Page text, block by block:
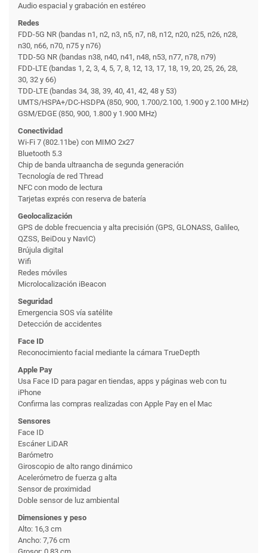
Audio espacial y grabación en estéreo
Redes
FDD-5G NR (bandas n1, n2, n3, n5, n7, n8, n12, n20, n25, n26, n28,
n30, n66, n70, n75 y n76)
TDD-5G NR (bandas n38, n40, n41, n48, n53, n77, n78, n79)
FDD-LTE (bandas 1, 2, 3, 4, 5, 7, 8, 12, 13, 17, 18, 19, 20, 25, 26, 28,
30, 32 y 66)
TDD-LTE (bandas 34, 38, 39, 40, 41, 42, 48 y 53)
UMTS/HSPA+/DC-HSDPA (850, 900, 1.700/2.100, 1.900 y 2.100 MHz)
GSM/EDGE (850, 900, 1.800 y 1.900 MHz)
Conectividad
Wi-Fi 7 (802.11be) con MIMO 2x27
Bluetooth 5.3
Chip de banda ultraancha de segunda generación
Tecnología de red Thread
NFC con modo de lectura
Tarjetas exprés con reserva de batería
Geolocalización
GPS de doble frecuencia y alta precisión (GPS, GLONASS, Galileo,
QZSS, BeiDou y NavIC)
Brújula digital
Wifi
Redes móviles
Microlocalización iBeacon
Seguridad
Emergencia SOS vía satélite
Detección de accidentes
Face ID
Reconoci­miento facial mediante la cámara TrueDepth
Apple Pay
Usa Face ID para pagar en tiendas, apps y páginas web con tu
iPhone
Confirma las compras realizadas con Apple Pay en el Mac
Sensores
Face ID
Escáner LiDAR
Barómetro
Giroscopio de alto rango dinámico
Acelerómetro de fuerza g alta
Sensor de proximidad
Doble sensor de luz ambiental
Dimensiones y peso
Alto: 16,3 cm
Ancho: 7,76 cm